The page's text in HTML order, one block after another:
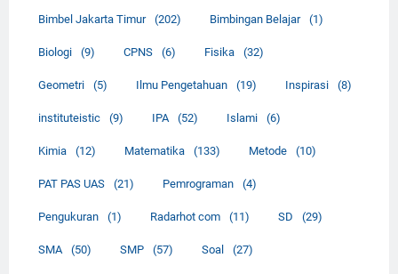
Bimbel Jakarta Timur (202) Bimbingan Belajar (1)
Biologi (9) CPNS (6) Fisika (32)
Geometri (5) Ilmu Pengetahuan (19) Inspirasi (8)
instituteistic (9) IPA (52) Islami (6)
Kimia (12) Matematika (133) Metode (10)
PAT PAS UAS (21) Pemrograman (4)
Pengukuran (1) Radarhot com (11) SD (29)
SMA (50) SMP (57) Soal (27)